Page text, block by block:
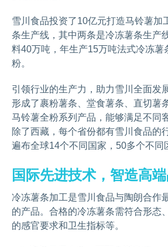
雪川食品投资了10亿元打造马铃薯加
条生产线，其中两条是冷冻薯条生产
料40万吨，年生产15万吨法式冷冻薯
粉。
引领行业的生产力，助力雪川全面发
形成了裹粉薯条、堂食薯条、直切薯
马铃薯全粉系列产品，能够满足不同
除了西藏，每个省份都有雪川食品的
遍布全球14个不同国家，50多个不同
国际先进技术，智造高
冷冻薯条加工是雪川食品与陶朗合作
的产品。合格的冷冻薯条需符合形态
的感官要求和卫生指标等。